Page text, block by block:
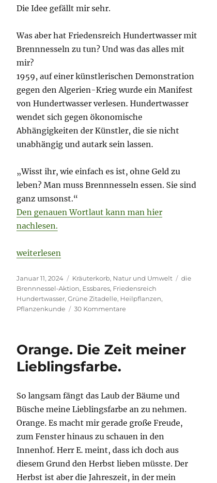
Die Idee gefällt mir sehr.
Was aber hat Friedensreich Hundertwasser mit
Brennnesseln zu tun? Und was das alles mit
mir?
1959, auf einer künstlerischen Demonstration
gegen den Algerien-Krieg wurde ein Manifest
von Hundertwasser verlesen. Hundertwasser
wendet sich gegen ökonomische
Abhängigkeiten der Künstler, die sie nicht
unabhängig und autark sein lassen.
„Wisst ihr, wie einfach es ist, ohne Geld zu
leben? Man muss Brennnesseln essen. Sie sind
ganz umsonst.“
Den genauen Wortlaut kann man hier
nachlesen.
„Friedensreich Hundertwasser und die
weiterlesen
Veröffentlicht
am
Januar 11, 2024 Kategorien
Kräuterkorb, Natur und Umwelt
die
Brennnessel-Aktion, Essbares, Friedensreich
Hundertwasser,Grüne Zitadelle, Heilpflanzen,
Pflanzenkunde
30 Kommentarezu
die
Orange. Die Zeit meiner
Lieblingsfarbe.
So langsam fängt das Laub der Bäume und
Büsche meine Lieblingsfarbe an zu nehmen.
Orange. Es macht mir gerade große Freude,
zum Fenster hinaus zu schauen in den
Innenhof. Herr E. meint, dass ich doch aus
diesem Grund den Herbst lieben müsste. Der
Herbst ist aber die Jahreszeit, in der mein